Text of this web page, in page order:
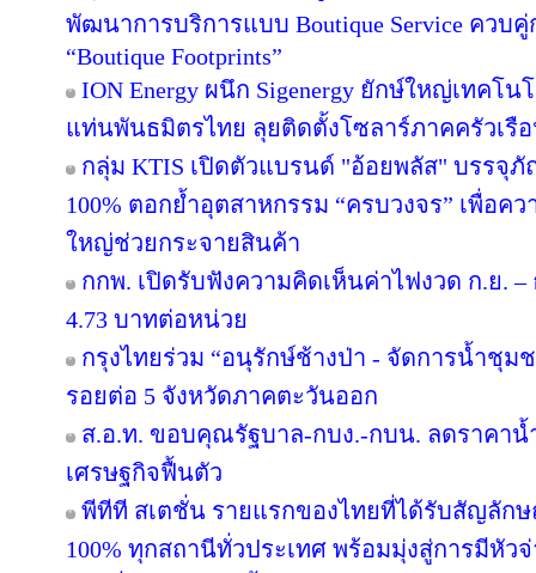
พัฒนาการบริการแบบ Boutique Service คว
“Boutique Footprints”
ION Energy ผนึก Sigenergy ยักษ์ใหญ่เทคโ
แท่นพันธมิตรไทย ลุยติดตั้งโซลาร์ภาคครัวเรือ
กลุ่ม KTIS เปิดตัวแบรนด์ "อ้อยพลัส" บรรจุ
100% ตอกย้ำอุตสาหกรรม “ครบวงจร” เพื่อค
ใหญ่ช่วยกระจายสินค้า
กกพ. เปิดรับฟังความคิดเห็นค่าไฟงวด ก.ย. –
4.73 บาทต่อหน่วย
กรุงไทยร่วม “อนุรักษ์ช้างป่า - จัดการน้ำชุ
รอยต่อ 5 จังหวัดภาคตะวันออก
ส.อ.ท. ขอบคุณรัฐบาล-กบง.-กบน. ลดราคา
เศรษฐกิจฟื้นตัว
พีทีที สเตชั่น รายแรกของไทยที่ได้รับสัญลัก
100% ทุกสถานีทั่วประเทศ พร้อมมุ่งสู่การมีหัว